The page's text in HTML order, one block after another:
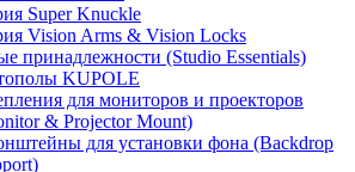
Super Knuckle
Vision Arms & Vision Locks
принадлежности (Studio Essentials)
KUPOLE
для мониторов и проекторов
& Projector Mount)
для установки фона (Backdrop